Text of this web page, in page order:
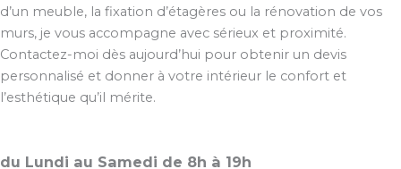
d’un meuble, la fixation d’étagères ou la rénovation de vos
murs, je vous accompagne avec sérieux et proximité.
Contactez-moi dès aujourd’hui pour obtenir un devis
personnalisé et donner à votre intérieur le confort et
l’esthétique qu’il mérite.
du Lundi au Samedi de 8h à 19h